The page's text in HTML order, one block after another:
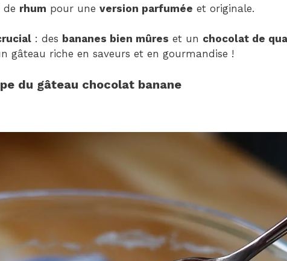
de rhum pour une version parfumée et originale.
: des bananes bien mûres et un chocolat de
gâteau riche en saveurs et en gourmandise !
du gâteau chocolat banane